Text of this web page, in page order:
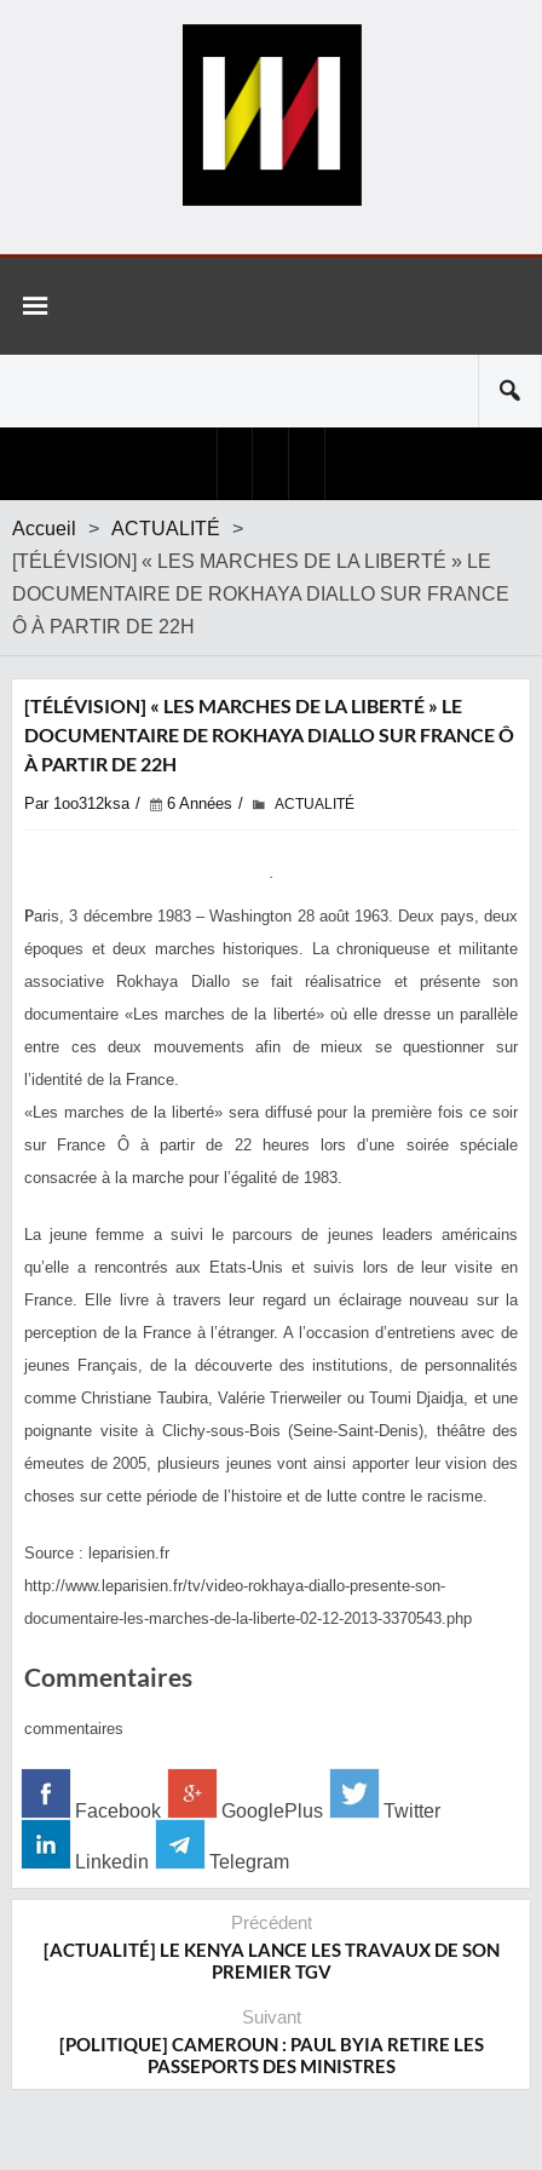
Accueil > ACTUALITÉ
>
[TÉLÉVISION] « LES MARCHES DE LA LIBERTÉ » LE
DOCUMENTAIRE DE ROKHAYA DIALLO SUR FRANCE
Ô À PARTIR DE 22H
[TÉLÉVISION] « LES MARCHES DE LA LIBERTÉ » LE
DOCUMENTAIRE DE ROKHAYA DIALLO SUR FRANCE Ô
À PARTIR DE 22H
Par 1oo312ksa 6 Années ACTUALITÉ
Paris, 3 décembre 1983 – Washington 28 août 1963. Deux pays, deux
époques et deux marches historiques. La chroniqueuse et militante
associative Rokhaya Diallo se fait réalisatrice et présente son
documentaire «Les marches de la liberté» où elle dresse un parallèle
entre ces deux mouvements afin de mieux se questionner sur
l’identité de la France.
«Les marches de la liberté» sera diffusé pour la première fois ce soir
sur France Ô à partir de 22 heures lors d’une soirée spéciale
consacrée à la marche pour l’égalité de 1983.
La jeune femme a suivi le parcours de jeunes leaders américains
qu’elle a rencontrés aux Etats-Unis et suivis lors de leur visite en
France. Elle livre à travers leur regard un éclairage nouveau sur la
perception de la France à l’étranger. A l’occasion d’entretiens avec de
jeunes Français, de la découverte des institutions, de personnalités
comme Christiane Taubira, Valérie Trierweiler ou Toumi Djaidja, et une
poignante visite à Clichy-sous-Bois (Seine-Saint-Denis), théâtre des
émeutes de 2005, plusieurs jeunes vont ainsi apporter leur vision des
choses sur cette période de l’histoire et de lutte contre le racisme.
Source : leparisien.fr
http://www.leparisien.fr/tv/video-rokhaya-diallo-presente-son-
documentaire-les-marches-de-la-liberte-02-12-2013-3370543.php
Commentaires
commentaires
Facebook GooglePlus Twitter
Linkedin Telegram
Précédent
[ACTUALITÉ] LE KENYA LANCE LES TRAVAUX DE SON
PREMIER TGV
Suivant
[POLITIQUE] CAMEROUN : PAUL BYIA RETIRE LES
PASSEPORTS DES MINISTRES